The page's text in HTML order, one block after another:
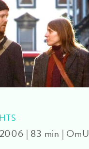
| 83 min | OmU